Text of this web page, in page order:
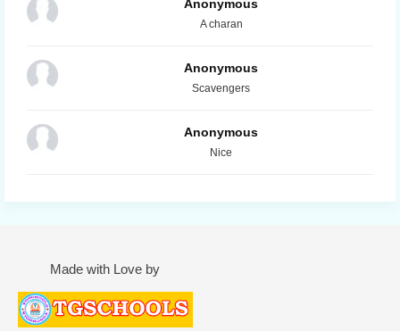
Anonymous
A charan
Anonymous
Scavengers
Anonymous
Nice
Made with Love by